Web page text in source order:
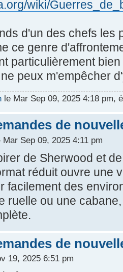
wiki/
d'un des chefs les
ce genre
particulièrement
peux m'empêcher
le Mar Sep 09, 2025 4:18 pm,
de
Mar Sep 09, 2025 4:11 pm
de Sherwood et
réduit ouvre une
facilement des
ruelle ou une
de
19, 2025 6:51 pm